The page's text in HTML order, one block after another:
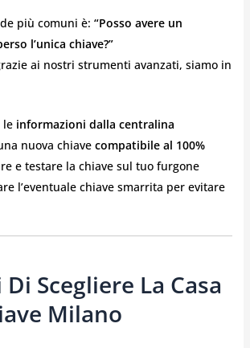
più comuni è: “Posso avere un
l’unica chiave?”
ai nostri strumenti avanzati, siamo in
le informazioni dalla centralina
nuova chiave compatibile al 100%
e testare la chiave sul tuo furgone
l’eventuale chiave smarrita per evitare
Scegliere La Casa
Milano